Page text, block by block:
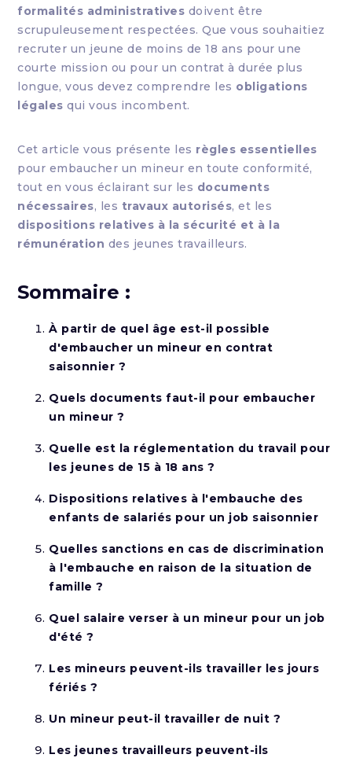
formalités administratives doivent être
scrupuleusement respectées. Que vous souhaitiez
recruter un jeune de moins de 18 ans pour une
courte mission ou pour un contrat à durée plus
longue, vous devez comprendre les obligations
légales qui vous incombent.
Cet article vous présente les règles essentielles
pour embaucher un mineur en toute conformité,
tout en vous éclairant sur les documents
nécessaires, les travaux autorisés, et les
dispositions relatives à la sécurité et à la
rémunération des jeunes travailleurs.
Sommaire :
À partir de quel âge est-il possible
d'embaucher un mineur en contrat
saisonnier ?
Quels documents faut-il pour embaucher
un mineur ?
Quelle est la réglementation du travail pour
les jeunes de 15 à 18 ans ?
Dispositions relatives à l'embauche des
enfants de salariés pour un job saisonnier
Quelles sanctions en cas de discrimination
à l'embauche en raison de la situation de
famille ?
Quel salaire verser à un mineur pour un job
d'été ?
Les mineurs peuvent-ils travailler les jours
fériés ?
Un mineur peut-il travailler de nuit ?
Les jeunes travailleurs peuvent-ils